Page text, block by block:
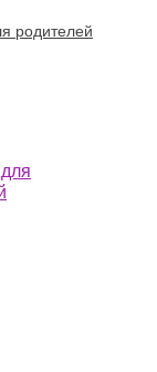
родителей